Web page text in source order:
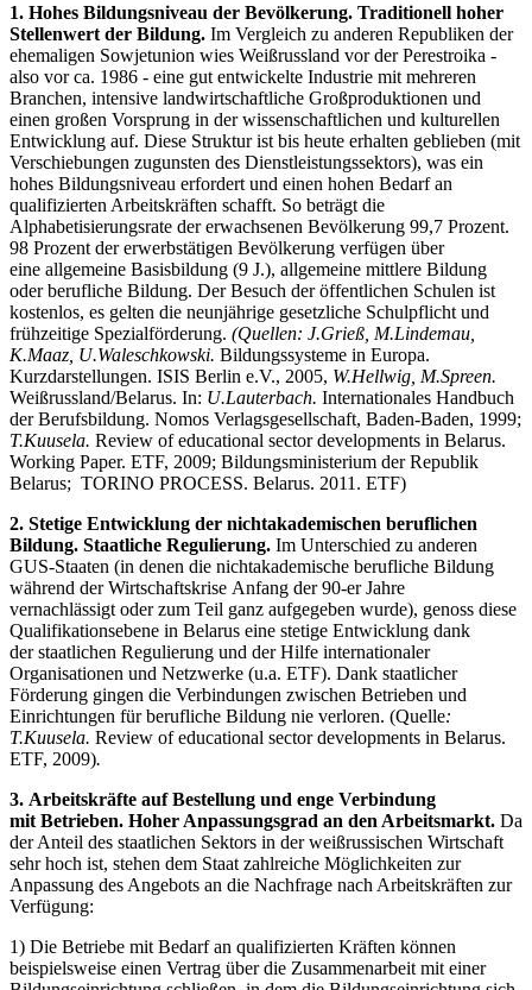
1. Hohes Bildungsniveau der Bevölkerung. Traditionell hoher
Stellenwert der Bildung. Im Vergleich zu anderen Republiken der
ehemaligen Sowjetunion wies Weißrussland vor der Perestroika -
also vor ca. 1986 - eine gut entwickelte Industrie mit mehreren
Branchen, intensive landwirtschaftliche Großproduktionen und
einen großen Vorsprung in der wissenschaftlichen und kulturellen
Entwicklung auf. Diese Struktur ist bis heute erhalten geblieben (mit
Verschiebungen zugunsten des Dienstleistungssektors), was ein
hohes Bildungsniveau erfordert und einen hohen Bedarf an
qualifizierten Arbeitskräften schafft. So beträgt die
Alphabetisierungsrate der erwachsenen Bevölkerung 99,7 Prozent.
98 Prozent der erwerbstätigen Bevölkerung verfügen über
eine allgemeine Basisbildung (9 J.), allgemeine mittlere Bildung
oder berufliche Bildung. Der Besuch der öffentlichen Schulen ist
kostenlos, es gelten die neunjährige gesetzliche Schulpflicht und
frühzeitige Spezialförderung. (Quellen: J.Grieß, M.Lindemau,
K.Maaz, U.Waleschkowski. Bildungssysteme in Europa.
Kurzdarstellungen. ISIS Berlin e.V., 2005, W.Hellwig, M.Spreen.
Weißrussland/Belarus. In: U.Lauterbach. Internationales Handbuch
der Berufsbildung. Nomos Verlagsgesellschaft, Baden-Baden, 1999;
T.Kuusela. Review of educational sector developments in Belarus.
Working Paper. ETF, 2009; Bildungsministerium der Republik
Belarus; TORINO PROCESS. Belarus. 2011. ETF)
2. Stetige Entwicklung der nichtakademischen beruflichen
Bildung. Staatliche Regulierung. Im Unterschied zu anderen
GUS-Staaten (in denen die nichtakademische berufliche Bildung
während der Wirtschaftskrise Anfang der 90-er Jahre
vernachlässigt oder zum Teil ganz aufgegeben wurde), genoss diese
Qualifikationsebene in Belarus eine stetige Entwicklung dank
der staatlichen Regulierung und der Hilfe internationaler
Organisationen und Netzwerke (u.a. ETF). Dank staatlicher
Förderung gingen die Verbindungen zwischen Betrieben und
Einrichtungen für berufliche Bildung nie verloren. (Quelle:
T.Kuusela. Review of educational sector developments in Belarus.
ETF, 2009).
3. Arbeitskräfte auf Bestellung und enge Verbindung
mit Betrieben. Hoher Anpassungsgrad an den Arbeitsmarkt. Da
der Anteil des staatlichen Sektors in der weißrussischen Wirtschaft
sehr hoch ist, stehen dem Staat zahlreiche Möglichkeiten zur
Anpassung des Angebots an die Nachfrage nach Arbeitskräften zur
Verfügung:
1) Die Betriebe mit Bedarf an qualifizierten Kräften können
beispielsweise einen Vertrag über die Zusammenarbeit mit einer